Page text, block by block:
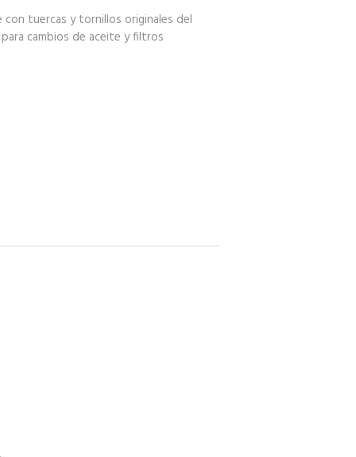
tuercas y tornillos originales del
cambios de aceite y filtros